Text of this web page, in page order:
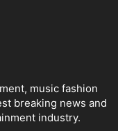
music fashion
breaking news and
industry.